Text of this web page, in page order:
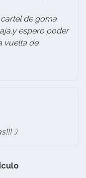
de goma
espero poder
vuelta de
:)